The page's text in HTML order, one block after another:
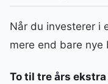
Når du investerer i
mere end bare nye
To til tre års